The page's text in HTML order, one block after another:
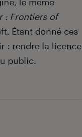
: Frontiers of
Étant donné ces
: rendre la licence
public.